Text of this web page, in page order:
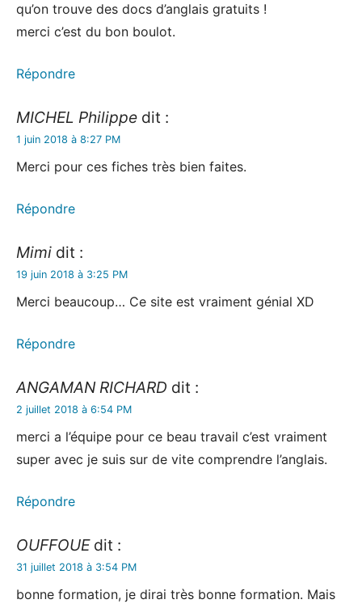
qu’on trouve des docs d’anglais gratuits !
merci c’est du bon boulot.
Répondre
MICHEL Philippe dit :
1 juin 2018 à 8:27 PM
Merci pour ces fiches très bien faites.
Répondre
Mimi dit :
19 juin 2018 à 3:25 PM
Merci beaucoup… Ce site est vraiment génial XD
Répondre
ANGAMAN RICHARD dit :
2 juillet 2018 à 6:54 PM
merci a l’équipe pour ce beau travail c’est vraiment
super avec je suis sur de vite comprendre l’anglais.
Répondre
OUFFOUE dit :
31 juillet 2018 à 3:54 PM
bonne formation, je dirai très bonne formation. Mais